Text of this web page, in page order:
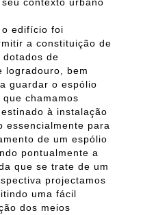
o edifício foi
a constituição de
de
logradouro, bem
guardar o espólio
chamamos
à instalação
essencialmente para
de um espólio
pontualmente a
que se trate de um
projectamos
uma fácil
dos meios